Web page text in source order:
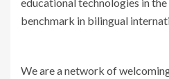
benchmark in bilingual
We are a network of